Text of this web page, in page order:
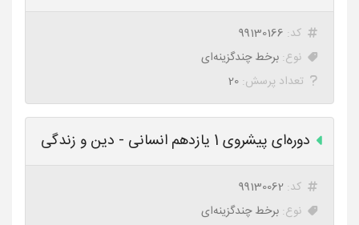
کد: 99130166
نوع: برخط چندگزینه‌ای
تعداد پرسش: 20
دوره‌ای پیشروی 1 یازدهم انسانی - دین و زندگی
کد: 99130062
نوع: برخط چندگزینه‌ای